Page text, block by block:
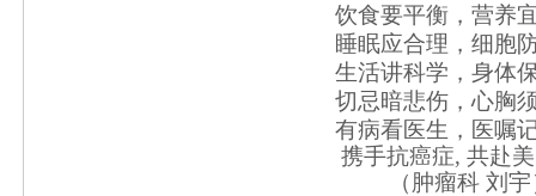
饮食要平衡，营养
睡眠应合理，细胞
生活讲科学，身体
切忌暗悲伤，心胸
有病看医生，医嘱
携手抗癌症, 共赴
（肿瘤科 刘